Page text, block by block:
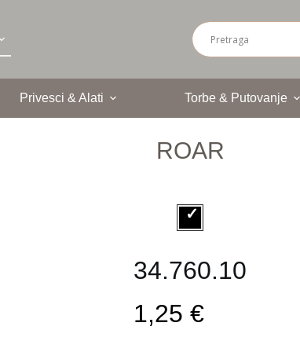
Privesci & Alati Torbe & Putovanje
ROAR
34.760.10
1,25 €